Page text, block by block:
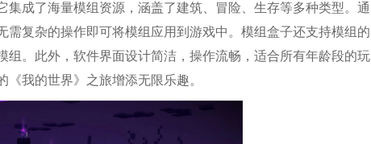
成了海量模组资源，涵盖了建筑、冒险、生存等多种类型。通
复杂的操作即可将模组应用到游戏中。模组盒子还支持模组的
组。此外，软件界面设计简洁，操作流畅，适合所有年龄段的玩
我的世界》之旅增添无限乐趣。